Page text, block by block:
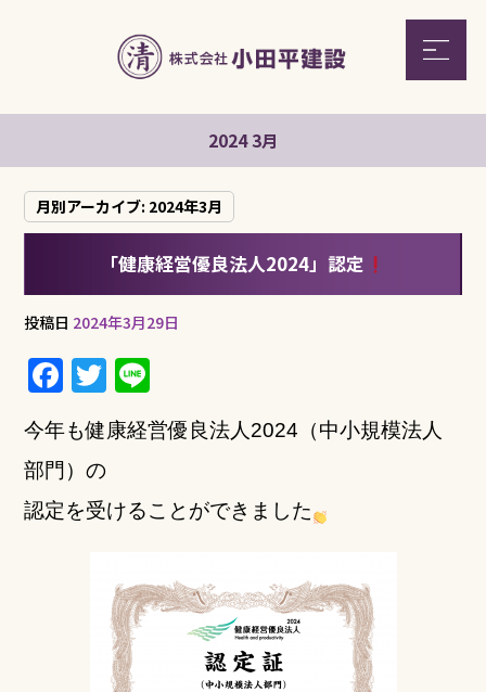
2024 3月
月別アーカイブ: 2024年3月
「健康経営優良法人2024」認定
投稿日 2024年3月29日
F
a
c
e
b
T
w
it
r
n
e
今年も健康経営優良法人2024（中小規模法人
部門）の
認定を受けることができました